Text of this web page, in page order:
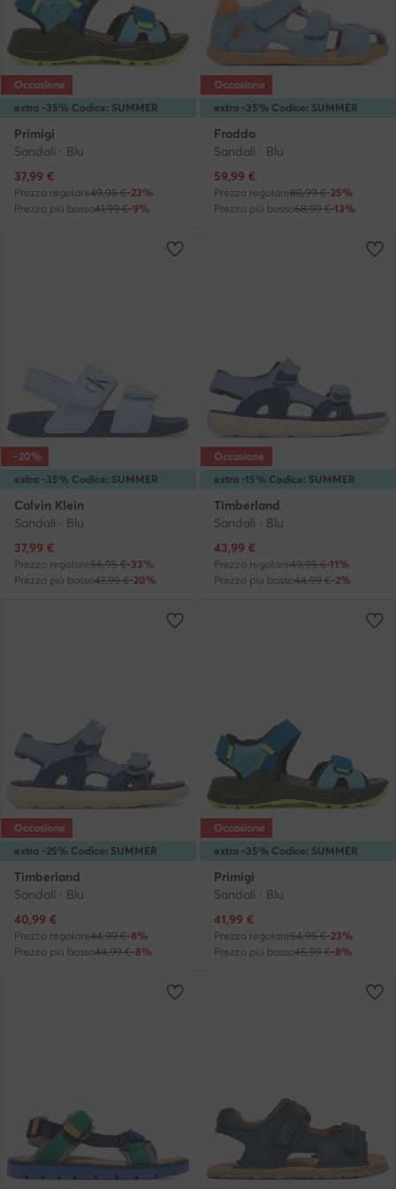
extra -35% Codice: SUMMER
Occasione
Primigi
Sandali · Blu
Prezzo attuale
37,99 €
Prezzo regolare49,95 €-23%
Prezzo più basso41,99 €-9%
extra -35% Codice: SUMMER
Occasione
Froddo
Sandali · Blu
Prezzo attuale
59,99 €
Prezzo regolare80,99 €-25%
Prezzo più basso68,99 €-13%
extra -35% Codice: SUMMER
-20%
Calvin Klein
Sandali · Blu
Prezzo attuale
37,99 €
Prezzo regolare56,95 €-33%
Prezzo più basso47,99 €-20%
extra -15% Codice: SUMMER
Occasione
Timberland
Sandali · Blu
Prezzo attuale
43,99 €
Prezzo regolare49,95 €-11%
Prezzo più basso44,99 €-2%
extra -25% Codice: SUMMER
Occasione
Timberland
Sandali · Blu
Prezzo attuale
40,99 €
Prezzo regolare44,99 €-8%
Prezzo più basso44,99 €-8%
extra -35% Codice: SUMMER
Occasione
Primigi
Sandali · Blu
Prezzo attuale
41,99 €
Prezzo regolare54,95 €-23%
Prezzo più basso45,99 €-8%